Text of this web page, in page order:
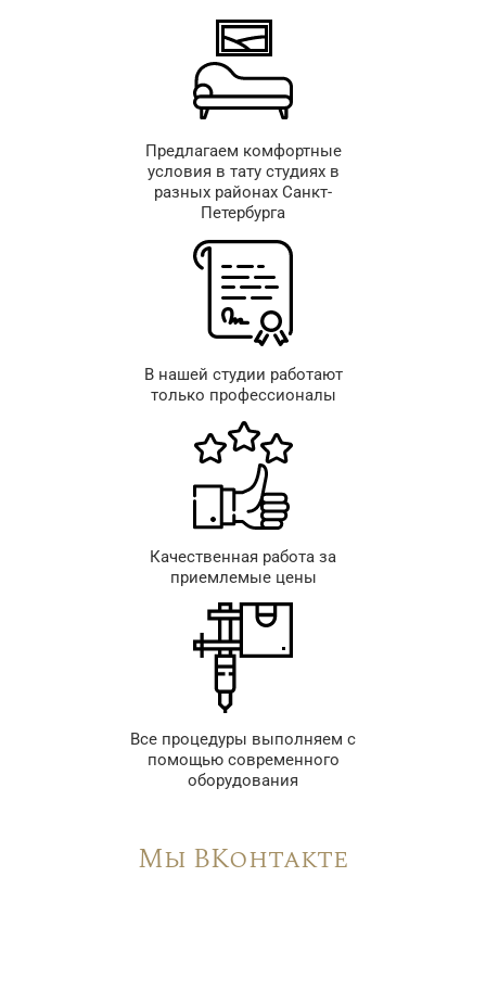
Предлагаем комфортные
условия в тату студиях в
разных районах Санкт-
Петербурга
В нашей студии работают
только профессионалы
Качественная работа за
приемлемые цены
Все процедуры выполняем с
помощью современного
оборудования
Мы ВКонтакте